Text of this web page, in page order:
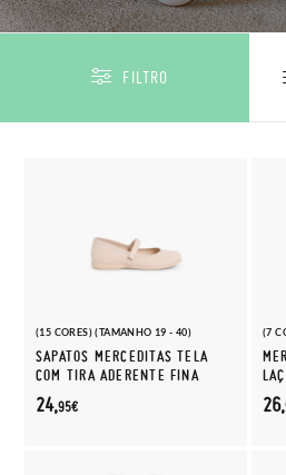
FILTRO
(15 CORES) (TAMANHO 19 - 40)
SAPATOS MERCEDITAS TELA
COM TIRA ADERENTE FINA
24,95€
(7
26,